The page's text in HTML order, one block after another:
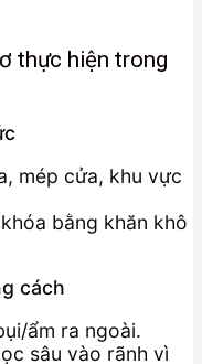
thực hiện trong
mép cửa, khu vực
bằng khăn khô
cách
ẩm ra ngoài.
sâu vào rãnh vì